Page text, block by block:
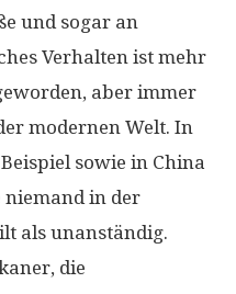
und sogar an
Verhalten ist mehr
aber immer
modernen Welt. In
sowie in China
niemand in der
als unanständig.
die